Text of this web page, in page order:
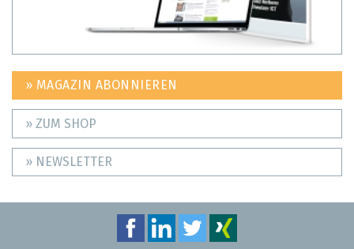
» MAGAZIN ABONNIEREN
» ZUM SHOP
» NEWSLETTER